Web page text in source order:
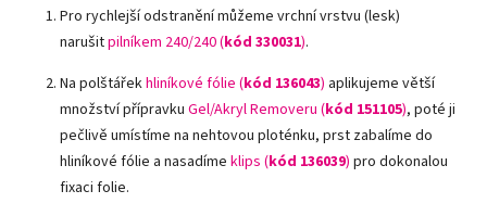
Pro rychlejší odstranění můžeme vrchní vrstvu (lesk)
narušitpilníkem 240/240 (kód 330031).
Na polštářekhliníkové fólie (kód 136043) aplikujeme větší
množství přípravku Gel/Akryl Removeru (kód 151105), poté ji
pečlivě umístíme na nehtovou ploténku, prst zabalíme do
hliníkové fólie a nasadíme klips (kód 136039) pro dokonalou
fixaci folie.